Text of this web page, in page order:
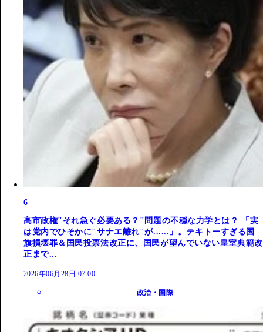
6
高市政権"それ急ぐ必要ある？"問題の不穏な力学とは？ 「実
は党内でひそかに"サナエ離れ"が......」。テキトーすぎる国
旗損壊罪＆国民投票法改正に、国民が望んでいない皇室典範改
正まで...
2026年06月28日 07:00
政治・国際